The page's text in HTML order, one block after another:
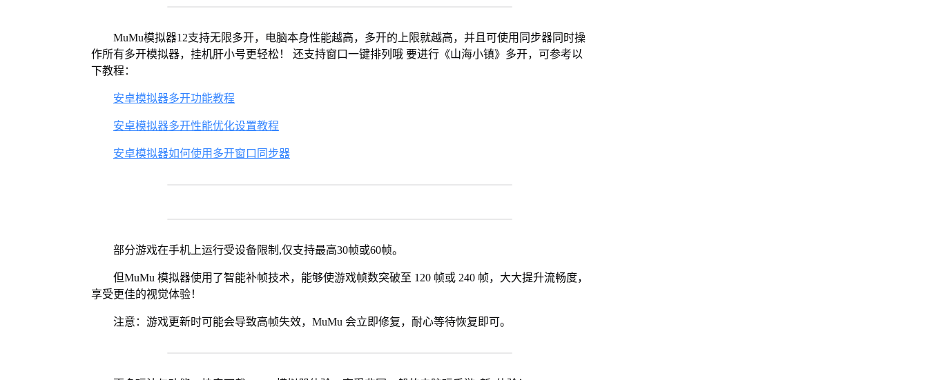
MuMu模拟器12支持无限多开，电脑本身性能越高，多开的上限就越高，并且可使用同步器同时操
作所有多开模拟器，挂机肝小号更轻松！ 还支持窗口一键排列哦 要进行《山海小镇》多开，可参考以
下教程：
安卓模拟器多开功能教程
安卓模拟器多开性能优化设置教程
安卓模拟器如何使用多开窗口同步器
部分游戏在手机上运行受设备限制,仅支持最高30帧或60帧。
但MuMu 模拟器使用了智能补帧技术，能够使游戏帧数突破至 120 帧或 240 帧，大大提升流畅度，
享受更佳的视觉体验！
注意：游戏更新时可能会导致高帧失效，MuMu 会立即修复，耐心等待恢复即可。